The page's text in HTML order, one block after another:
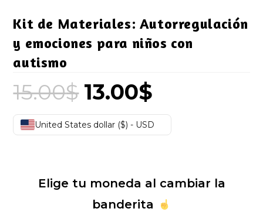
Kit de Materiales: Autorregulación
y emociones para niños con
autismo
15.00$ El
precio
original
15.00$.
13.00$
13.00$.
United States dollar ($) - USD
Elige tu moneda al cambiar la
banderita